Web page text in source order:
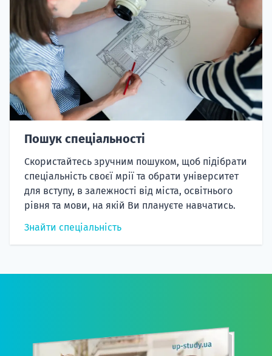
Пошук спеціальності
Скористайтесь зручним пошуком, щоб підібрати
спеціальність своєї мрії та обрати університет
для вступу, в залежності від міста, освітнього
рівня та мови, на якій Ви плануєте навчатись.
Знайти спеціальність